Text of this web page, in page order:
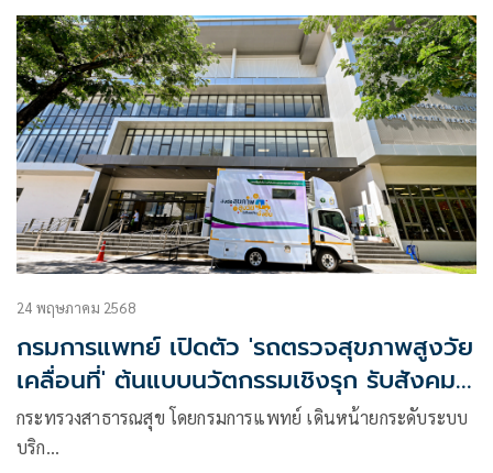
24 พฤษภาคม 2568
กรมการแพทย์ เปิดตัว 'รถตรวจสุขภาพสูงวัย
เคลื่อนที่' ต้นแบบนวัตกรรมเชิงรุก รับสังคม
สูงวัย
กระทรวงสาธารณสุข โดยกรมการแพทย์ เดินหน้ายกระดับระบบ
บริก…